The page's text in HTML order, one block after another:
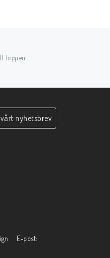
toppen
nyhetsbrev
E-post: